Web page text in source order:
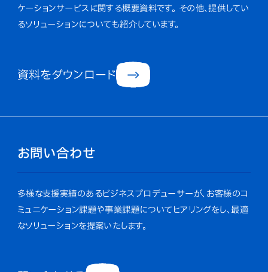
ケーションサービスに関する概要資料です。 その他、提供してい
るソリューションについても紹介しています。
資料をダウンロード
お問い合わせ
多様な支援実績のあるビジネスプロデューサーが、お客様のコ
ミュニケーション課題や事業課題についてヒアリングをし、最適
なソリューションを提案いたします。